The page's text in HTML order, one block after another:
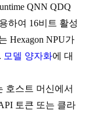
QNN QDQ
하여 16비트 활성
Hexagon NPU가
모델 양자화에 대
호스트 머신에서
토큰 또는 클라